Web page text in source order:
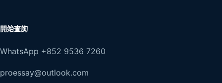
開始查詢
WhatsApp +852 9536 7260
proessay@outlook.com